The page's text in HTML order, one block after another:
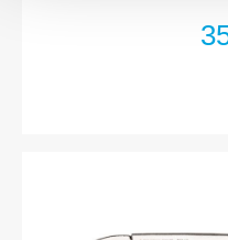
LösehebelOberfläche: